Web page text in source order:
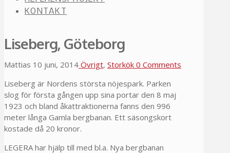
KONTAKT
Liseberg, Göteborg
Mattias 10 juni, 2014 Övrigt, Storkök 0 Comments
Liseberg är Nordens största nöjespark. Parken
slog för första gången upp sina portar den 8 maj
1923 och bland åkattraktionerna fanns den 996
meter långa Gamla bergbanan. Ett säsongskort
kostade då 20 kronor.
LEGERA har hjälp till med bl.a. Nya bergbanan